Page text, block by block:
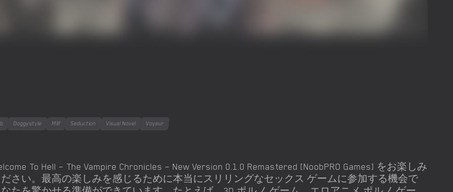
Doggystyle Milf Seduction Visual Novel Voyeur
To Hell – The Vampire Chronicles – New Version 0.1.0 Remastered [NoobPRO Games] をお楽しみ
さい。最高の楽しみを感じるために本当にスリリングなセックス ゲームに参加する機会で